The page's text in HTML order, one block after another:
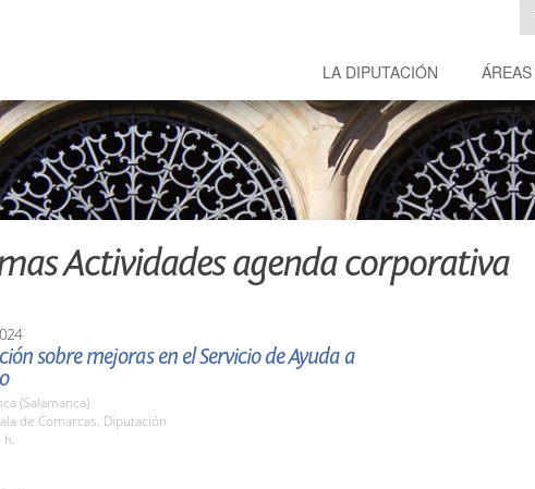
LA DIPUTACIÓN
Actividades agenda corporativa
sobre mejoras en el Servicio de Ayuda a
(Salamanca)
de Comarcas. Diputación
h.